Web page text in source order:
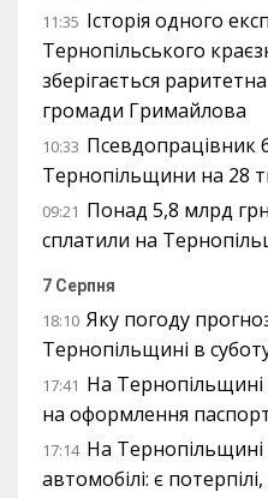
11:35 Історія одного
Тернопільського
зберігається
громади Гримайлова
10:33 Псевдопрацівник
Тернопільщини на 28
09:21 Понад 5,8 млрд грн
сплатили на
7 Серпня
18:10 Яку погоду
Тернопільщині в
17:41 На Тернопільщині
на оформлення
17:14 На Тернопільщині
автомобілі: є